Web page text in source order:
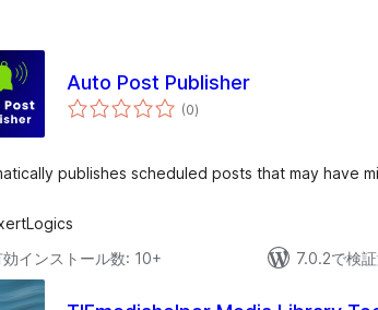
Auto Post Publisher
(0個
の)
publishes scheduled posts that may have
効インストール数: 10+
7.0.2で検